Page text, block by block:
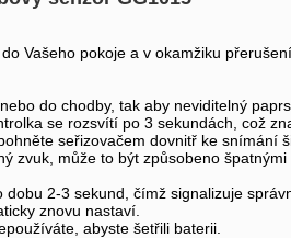
Vašeho pokoje a v okamžiku
do chodby, tak aby neviditelný
se rozsvítí po 3 sekundách, což
seřizovačem dovnitř ke snímání
zvuk, může to být způsobeno
dobu 2-3 sekund, čímž signalizuje
znovu nastaví.
abyste šetřili baterii.